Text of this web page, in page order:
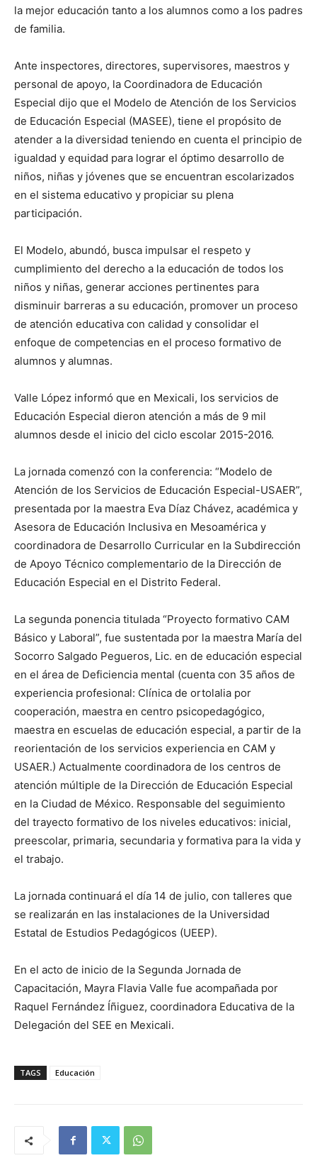
la mejor educación tanto a los alumnos como a los padres
de familia.
Ante inspectores, directores, supervisores, maestros y
personal de apoyo, la Coordinadora de Educación
Especial dijo que el Modelo de Atención de los Servicios
de Educación Especial (MASEE), tiene el propósito de
atender a la diversidad teniendo en cuenta el principio de
igualdad y equidad para lograr el óptimo desarrollo de
niños, niñas y jóvenes que se encuentran escolarizados
en el sistema educativo y propiciar su plena
participación.
El Modelo, abundó, busca impulsar el respeto y
cumplimiento del derecho a la educación de todos los
niños y niñas, generar acciones pertinentes para
disminuir barreras a su educación, promover un proceso
de atención educativa con calidad y consolidar el
enfoque de competencias en el proceso formativo de
alumnos y alumnas.
Valle López informó que en Mexicali, los servicios de
Educación Especial dieron atención a más de 9 mil
alumnos desde el inicio del ciclo escolar 2015-2016.
La jornada comenzó con la conferencia: “Modelo de
Atención de los Servicios de Educación Especial-USAER”,
presentada por la maestra Eva Díaz Chávez, académica y
Asesora de Educación Inclusiva en Mesoamérica y
coordinadora de Desarrollo Curricular en la Subdirección
de Apoyo Técnico complementario de la Dirección de
Educación Especial en el Distrito Federal.
La segunda ponencia titulada “Proyecto formativo CAM
Básico y Laboral”, fue sustentada por la maestra María del
Socorro Salgado Pegueros, Lic. en de educación especial
en el área de Deficiencia mental (cuenta con 35 años de
experiencia profesional: Clínica de ortolalia por
cooperación, maestra en centro psicopedagógico,
maestra en escuelas de educación especial, a partir de la
reorientación de los servicios experiencia en CAM y
USAER.) Actualmente coordinadora de los centros de
atención múltiple de la Dirección de Educación Especial
en la Ciudad de México. Responsable del seguimiento
del trayecto formativo de los niveles educativos: inicial,
preescolar, primaria, secundaria y formativa para la vida y
el trabajo.
La jornada continuará el día 14 de julio, con talleres que
se realizarán en las instalaciones de la Universidad
Estatal de Estudios Pedagógicos (UEEP).
En el acto de inicio de la Segunda Jornada de
Capacitación, Mayra Flavia Valle fue acompañada por
Raquel Fernández Íñiguez, coordinadora Educativa de la
Delegación del SEE en Mexicali.
TAGS Educación